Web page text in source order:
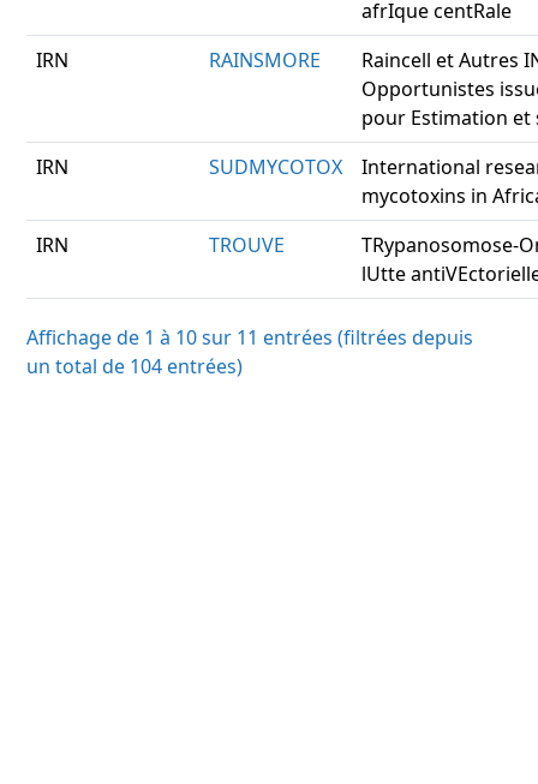
afrIque centRale
IRN
RAINSMORE
Raincell et Autres
Opportunistes
pour Estimation
IRN
SUDMYCOTOX
International
mycotoxins in
IRN
TROUVE
TRypanosomose-
lUtte
Affichage de 1 à 10 sur 11 entrées (filtrées depuis
un total de 104 entrées)